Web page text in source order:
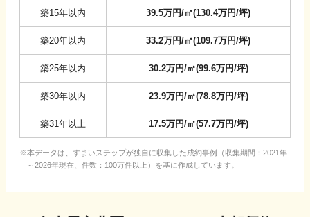
築15年以内 39.5万円/㎡(130.4万円/坪)
築20年以内 33.2万円/㎡(109.7万円/坪)
築25年以内 30.2万円/㎡(99.6万円/坪)
築30年以内 23.9万円/㎡(78.8万円/坪)
築31年以上 17.5万円/㎡(57.7万円/坪)
本データは、すまいステップが独自に収集した成約事例（収集期間：2021年
～2026年現在、件数：100万件以上）を基に作成しています。